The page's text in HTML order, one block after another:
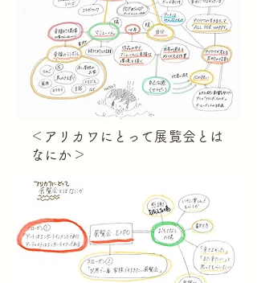
​＜アリカワにとって展覧会とは
なにか＞